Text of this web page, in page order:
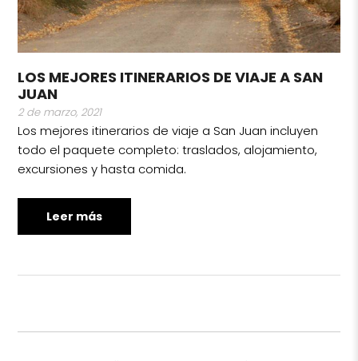
LOS MEJORES ITINERARIOS DE VIAJE A SAN
JUAN
2 de marzo, 2021
Los mejores itinerarios de viaje a San Juan incluyen
todo el paquete completo: traslados, alojamiento,
excursiones y hasta comida.
Leer más